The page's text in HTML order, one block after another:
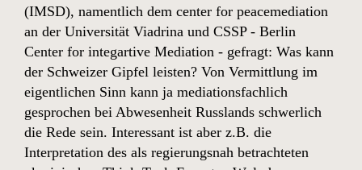
(IMSD), namentlich dem center for peacemediation
an der Universität Viadrina und CSSP - Berlin
Center for integartive Mediation - gefragt: Was kann
der Schweizer Gipfel leisten? Von Vermittlung im
eigentlichen Sinn kann ja mediationsfachlich
gesprochen bei Abwesenheit Russlands schwerlich
die Rede sein. Interessant ist aber z.B. die
Interpretation des als regierungsnah betrachteten